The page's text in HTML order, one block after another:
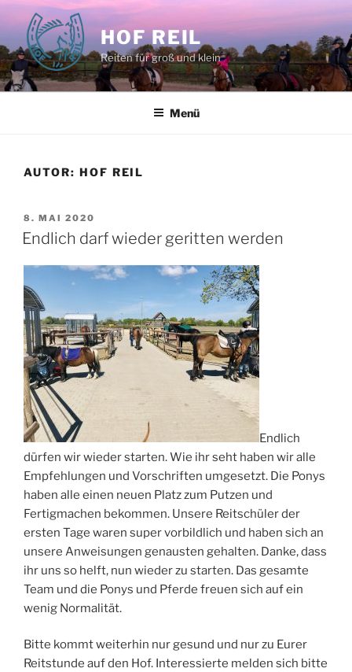
Zum
Inhalt
springen
HOF REIL
Reiten für groß und klein
Menü
AUTOR: HOF REIL
VERÖFFENTLICHT
AM
8. MAI 2020
Endlich darf wieder geritten werden
Endlich
dürfen wir wieder starten. Wie ihr seht haben wir alle
Empfehlungen und Vorschriften umgesetzt. Die Ponys
haben alle einen neuen Platz zum Putzen und
Fertigmachen bekommen. Unsere Reitschüler der
ersten Tage waren super vorbildlich und haben sich an
unsere Anweisungen genausten gehalten. Danke, dass
ihr uns so helft, nun wieder zu starten. Das gesamte
Team und die Ponys und Pferde freuen sich auf ein
wenig Normalität.
Bitte kommt weiterhin nur gesund und nur zu Eurer
Reitstunde auf den Hof. Interessierte melden sich bitte